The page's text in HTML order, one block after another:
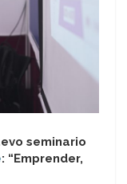
seminario
: “Emprender,